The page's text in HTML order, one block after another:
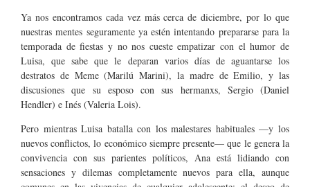
Ya nos encontramos cada vez más cerca de diciembre, por lo que
nuestras mentes seguramente ya estén intentando prepararse para la
temporada de fiestas y no nos cueste empatizar con el humor de
Luisa, que sabe que le deparan varios días de aguantarse los
destratos de Meme (Marilú Marini), la madre de Emilio, y las
discusiones que su esposo con sus hermanxs, Sergio (Daniel
Hendler) e Inés (Valeria Lois).
Pero mientras Luisa batalla con los malestares habituales —y los
nuevos conflictos, lo económico siempre presente— que le genera la
convivencia con sus parientes políticos, Ana está lidiando con
sensaciones y dilemas completamente nuevos para ella, aunque